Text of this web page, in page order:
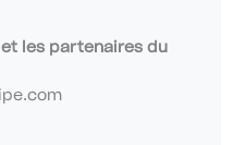
et les partenaires du